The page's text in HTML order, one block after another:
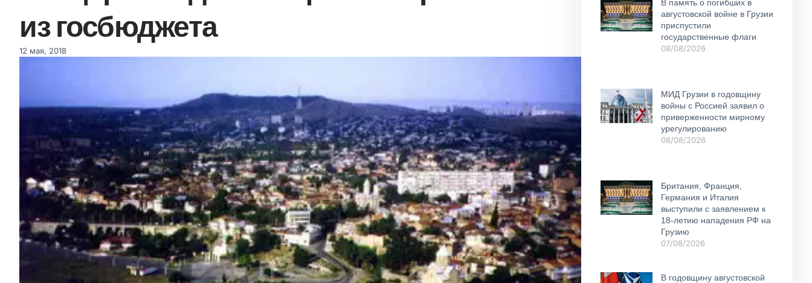
из госбюджета
12 мая, 2018
В память о погибших в
августовской войне в Грузии
приспустили
государственные флаги
08/08/2026
МИД Грузии в годовщину
войны с Россией заявил о
приверженности мирному
урегулированию
08/08/2026
Британия, Франция,
Германия и Италия
выступили с заявлением к
18-летию нападения РФ на
Грузию
07/08/2026
В годовщину августовской